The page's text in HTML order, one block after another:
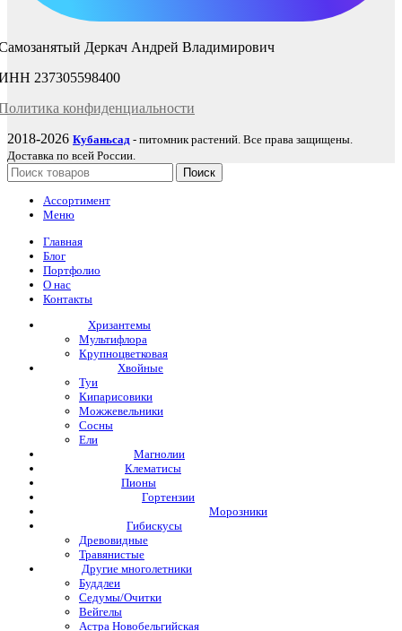
Деркач Андрей Владимирович
237305598400
конфиденциальности
2018-2026 Кубаньсад - питомник растений. Все права защищены.
Доставка по всей России.
Поиск
Ассортимент
Меню
Главная
Блог
Портфолио
О нас
Контакты
Хризантемы
Мультифлора
Крупноцветковая
Хвойные
Туи
Кипарисовики
Можжевельники
Сосны
Ели
Магнолии
Клематисы
Пионы
Гортензии
Морозники
Гибискусы
Древовидные
Травянистые
Другие многолетники
Буддлеи
Седумы/Очитки
Вейгелы
Астра Новобельгийская